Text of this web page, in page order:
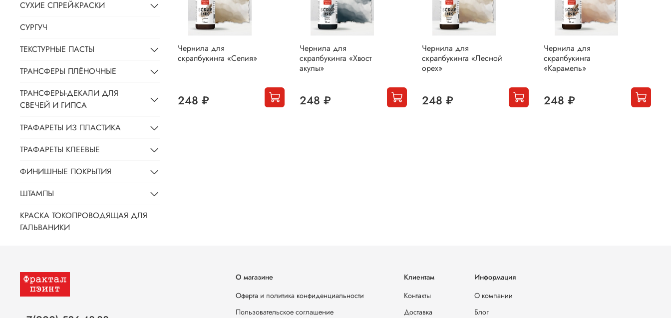
Чернила для
скрапбукинга «Сепия»
248 ₽
Чернила для
скрапбукинга «Хвост
акулы»
248 ₽
Чернила для
скрапбукинга «Лесной
орех»
248 ₽
Чернила для
скрапбукинга
«Карамель»
248 ₽
СУХИЕ СПРЕЙ-КРАСКИ
СУРГУЧ
ТЕКСТУРНЫЕ ПАСТЫ
ТРАНСФЕРЫ ПЛЁНОЧНЫЕ
ТРАНСФЕРЫ-ДЕКАЛИ ДЛЯ
СВЕЧЕЙ И ГИПСА
ТРАФАРЕТЫ ИЗ ПЛАСТИКА
ТРАФАРЕТЫ КЛЕЕВЫЕ
ФИНИШНЫЕ ПОКРЫТИЯ
ШТАМПЫ
КРАСКА ТОКОПРОВОДЯЩАЯ ДЛЯ
ГАЛЬВАНИКИ
О магазине
Оферта и политика конфиденциальности
Пользовательское соглашение
Клиентам
Контакты
Доставка
Информация
О компании
Блог